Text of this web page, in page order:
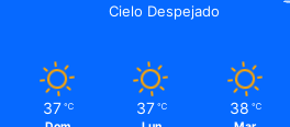
Cielo Despejado
37 ℃ 37 ℃ 38 ℃